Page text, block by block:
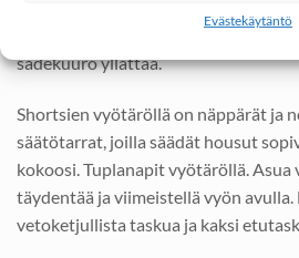
Evästekäytäntö
sadekuuro yllättää.
Shortsien vyötäröllä on näppärät ja
säätötarrat, joilla säädät housut
kokoosi. Tuplanapit vyötäröllä. Asua
täydentää ja viimeistellä vyön avulla.
vetoketjullista taskua ja kaksi